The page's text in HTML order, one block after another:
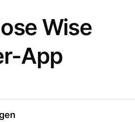
Wise
App